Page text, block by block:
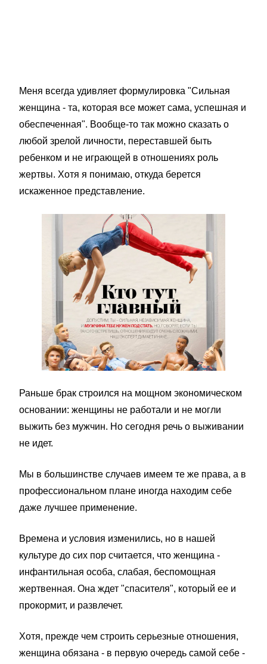
Меня всегда удивляет формулировка "Сильная
женщина - та, которая все может сама, успешная и
обеспеченная". Вообще-то так можно сказать о
любой зрелой личности, переставшей быть
ребенком и не играющей в отношениях роль
жертвы. Хотя я понимаю, откуда берется
искаженное представление.
Раньше брак строился на мощном экономическом
основании: женщины не работали и не могли
выжить без мужчин. Но сегодня речь о выживании
не идет.
Мы в большинстве случаев имеем те же права, а в
профессиональном плане иногда находим себе
даже лучшее применение.
Времена и условия изменились, но в нашей
культуре до сих пор считается, что женщина -
инфантильная особа, слабая, беспомощная
жертвенная. Она ждет "спасителя", который ее и
прокормит, и развлечет.
Хотя, прежде чем строить серьезные отношения,
женщина обязана - в первую очередь самой себе -